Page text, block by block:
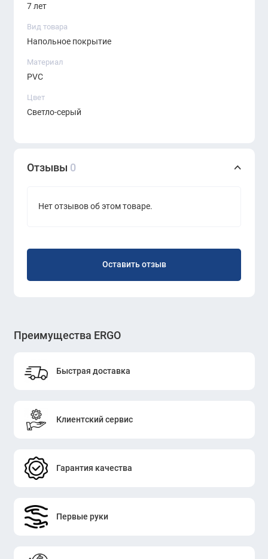
визуальная эстетика и устойчивость к
7 лет
Вид товара
Напольное покрытие
Материал
PVC
Цвет
Светло-серый
Отзывы 0
Нет отзывов об этом товаре.
Оставить отзыв
Преимущества ERGO
Быстрая доставка
Клиентский сервис
Гарантия качества
Первые руки